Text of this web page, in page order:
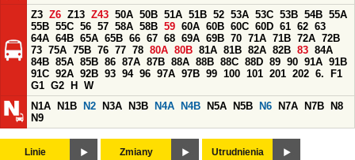
Z3 Z6 Z13 Z43 50A 50B 51A 51B 52 53A 53C 53B 54B 55A
55B 55C 56 57 58A 58B 59 60A 60B 60C 60D 61 62 63
64A 64B 65A 65B 66 67 68 69A 69B 70 71A 71B 72A 72B
73 75A 75B 76 77 78 80A 80B 81A 81B 82A 82B 83 84A
84B 85A 85B 86 87A 87B 88A 88B 88C 88D 89 90 91A 91B
91C 92A 92B 93 94 96 97A 97B 99 100 101 201 202 6.
F1
G1 G2 H
W
N1A
N1B N2 N3A N3B N4A N4B N5A N5B N6 N7A N7B
N8
N9
Linie Zmiany Utrudnienia